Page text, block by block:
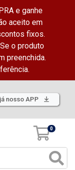
e ganhe
aceito em
fixos.
o produto
preenchida.
nosso APP
0